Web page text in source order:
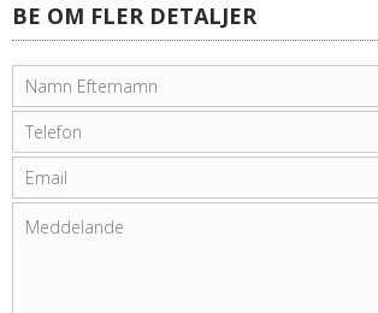
BE OM FLER DETALJER